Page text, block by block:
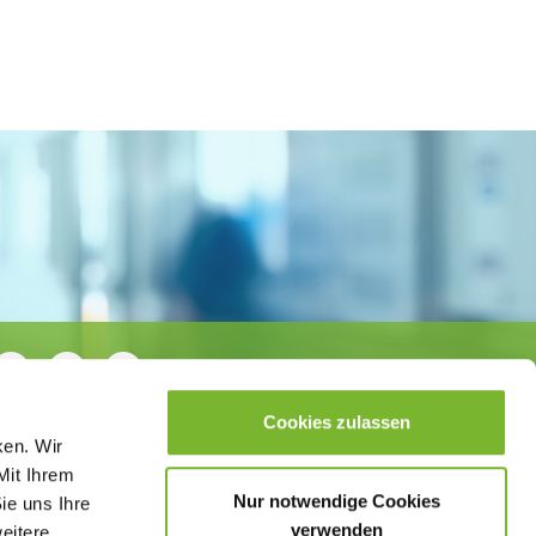
Wir
Ihrem
uns Ihre
Cookies zulassen
Nur notwendige Cookies
verwenden